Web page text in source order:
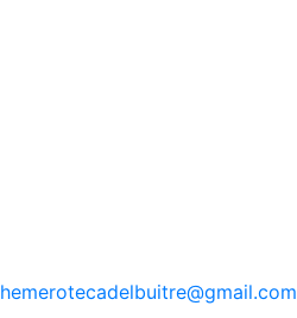
hemerotecadelbuitre@gmail.com